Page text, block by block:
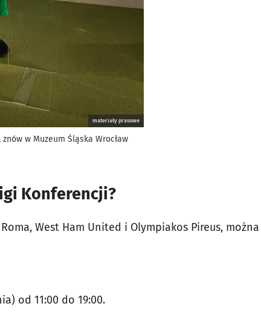
materiały prasowe
w Muzeum Śląska Wrocław
Konferencji?
West Ham United i Olympiakos Pireus, można
od 11:00 do 19:00.